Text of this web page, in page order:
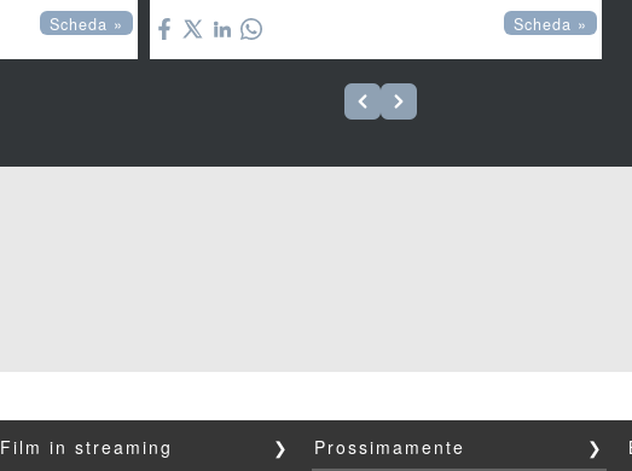
Scheda » Scheda »
Film in streaming ❯ Prossimamente ❯